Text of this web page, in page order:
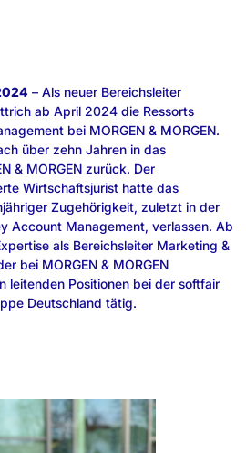
– Als neuer Bereichsleiter
ab April 2024 die Ressorts
bei MORGEN & MORGEN.
über zehn Jahren in das
& MORGEN zurück. Der
Wirtschaftsjurist hatte das
Zugehörigkeit, zuletzt in der
Account Management, verlassen. Ab
als Bereichsleiter Marketing &
bei MORGEN & MORGEN
leitenden Positionen bei der softfair
Deutschland tätig.